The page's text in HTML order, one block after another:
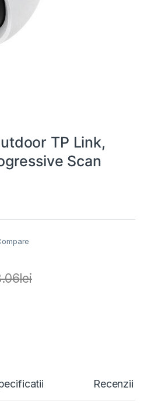
TP Link,
Scan
lei
Recenzii